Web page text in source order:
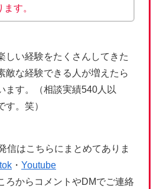
す。
しい経験をたくさんしてきた
敵な経験できる人が増えたら
ます。（相談実績540人以
す。笑）
信はこちらにまとめてありま
・ Youtube
ろからコメントやDMでご連絡